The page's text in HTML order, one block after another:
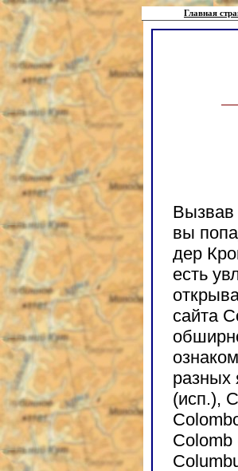
Главная
Вызвав
вы
дер
есть
сайта
разных
(исп.),